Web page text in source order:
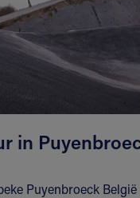
in
Puyenbroeck België